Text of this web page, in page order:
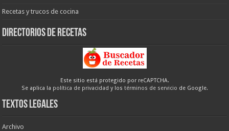
Recetas y trucos de cocina
Directorios de recetas
Este sitio está protegido por reCAPTCHA.
Se aplica la política de privacidad y los términos de servicio de Google.
Textos legales
Archivo